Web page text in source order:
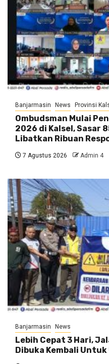
Banjarmasin News Provinsi
Ombudsman Mulai
2026 di Kalsel, Sasar
Libatkan Ribuan
7 Agustus 2026 Admin 4
Banjarmasin News
Lebih Cepat 3 Hari,
Dibuka Kembali Untuk